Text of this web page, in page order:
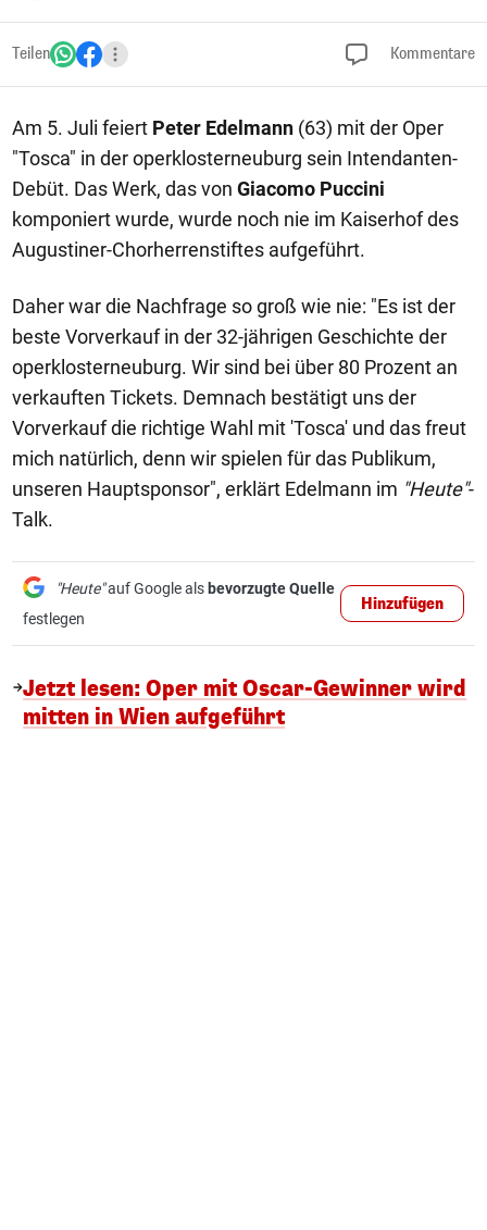
Teilen Kommentare
Am 5. Juli feiert Peter Edelmann (63) mit der Oper
"Tosca" in der operklosterneuburg sein Intendanten-
Debüt. Das Werk, das von Giacomo Puccini
komponiert wurde, wurde noch nie im Kaiserhof des
Augustiner-Chorherrenstiftes aufgeführt.
Daher war die Nachfrage so groß wie nie: "Es ist der
beste Vorverkauf in der 32-jährigen Geschichte der
operklosterneuburg. Wir sind bei über 80 Prozent an
verkauften Tickets. Demnach bestätigt uns der
Vorverkauf die richtige Wahl mit 'Tosca' und das freut
mich natürlich, denn wir spielen für das Publikum,
unseren Hauptsponsor", erklärt Edelmann im "Heute"-
Talk.
"Heute"auf Google als bevorzugte Quelle
festlegen
Hinzufügen
Jetzt lesen: Oper mit Oscar-Gewinner wird
mitten in Wien aufgeführt